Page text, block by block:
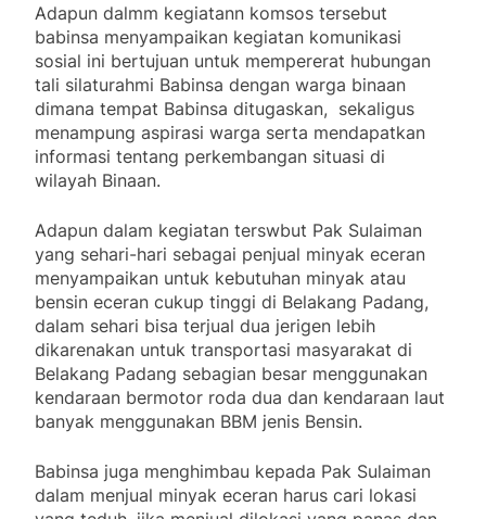
Adapun dalmm kegiatann komsos tersebut
babinsa menyampaikan kegiatan komunikasi
sosial ini bertujuan untuk mempererat hubungan
tali silaturahmi Babinsa dengan warga binaan
dimana tempat Babinsa ditugaskan, sekaligus
menampung aspirasi warga serta mendapatkan
informasi tentang perkembangan situasi di
wilayah Binaan.
Adapun dalam kegiatan terswbut Pak Sulaiman
yang sehari-hari sebagai penjual minyak eceran
menyampaikan untuk kebutuhan minyak atau
bensin eceran cukup tinggi di Belakang Padang,
dalam sehari bisa terjual dua jerigen lebih
dikarenakan untuk transportasi masyarakat di
Belakang Padang sebagian besar menggunakan
kendaraan bermotor roda dua dan kendaraan laut
banyak menggunakan BBM jenis Bensin.
Babinsa juga menghimbau kepada Pak Sulaiman
dalam menjual minyak eceran harus cari lokasi